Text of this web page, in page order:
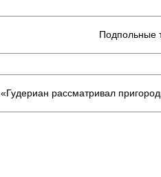
Подпольные
«Гудериан рассматривал